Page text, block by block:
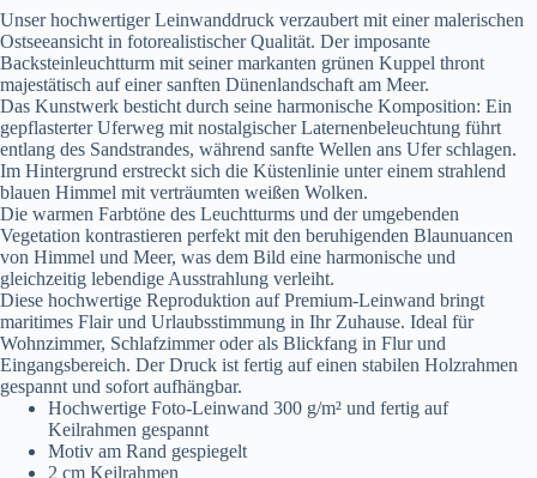
Unser hochwertiger Leinwanddruck verzaubert mit einer malerischen
Ostseeansicht in fotorealistischer Qualität. Der imposante
Backsteinleuchtturm mit seiner markanten grünen Kuppel thront
majestätisch auf einer sanften Dünenlandschaft am Meer.
Das Kunstwerk besticht durch seine harmonische Komposition: Ein
gepflasterter Uferweg mit nostalgischer Laternenbeleuchtung führt
entlang des Sandstrandes, während sanfte Wellen ans Ufer schlagen.
Im Hintergrund erstreckt sich die Küstenlinie unter einem strahlend
blauen Himmel mit verträumten weißen Wolken.
Die warmen Farbtöne des Leuchtturms und der umgebenden
Vegetation kontrastieren perfekt mit den beruhigenden Blaunuancen
von Himmel und Meer, was dem Bild eine harmonische und
gleichzeitig lebendige Ausstrahlung verleiht.
Diese hochwertige Reproduktion auf Premium-Leinwand bringt
maritimes Flair und Urlaubsstimmung in Ihr Zuhause. Ideal für
Wohnzimmer, Schlafzimmer oder als Blickfang in Flur und
Eingangsbereich. Der Druck ist fertig auf einen stabilen Holzrahmen
gespannt und sofort aufhängbar.
Hochwertige Foto-Leinwand 300 g/m² und fertig auf
Keilrahmen gespannt
Motiv am Rand gespiegelt
2 cm Keilrahmen